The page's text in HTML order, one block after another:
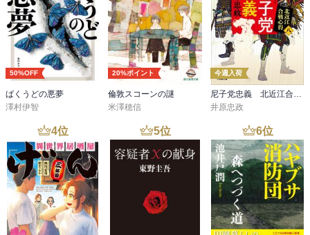
50%OFF
ばくうどの悪夢
澤村伊智
20%ポイント
倫敦スコーンの謎
米澤穂信
今週入荷
井原忠政
4位 5位 6位